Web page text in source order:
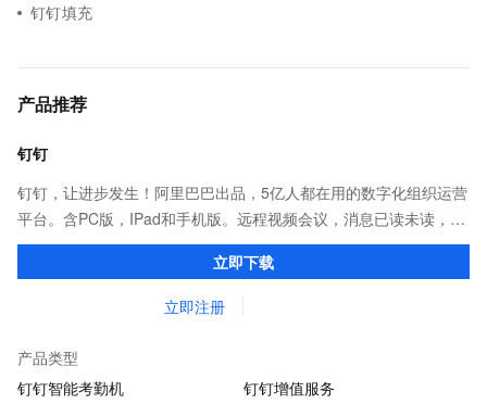
钉钉填充
产品推荐
钉钉
钉钉，让进步发生！阿里巴巴出品，5亿人都在用的数字化组织运营
平台。含PC版，IPad和手机版。远程视频会议，消息已读未读，
DING消息任务管理，让沟通更高效；移动办公考勤，审批，钉闪
会，钉钉文档，钉钉教育解决方案。
立即下载
立即注册
产品类型
钉钉智能考勤机
钉钉增值服务